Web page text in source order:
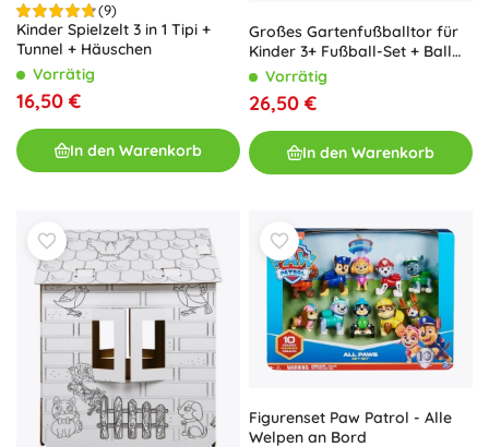
(9)
Kinder Spielzelt 3 in 1 Tipi +
Tunnel + Häuschen
Vorrätig
16,50 €
In den Warenkorb
Großes Gartenfußballtor für
Kinder 3+ Fußball-Set + Ball
mit Pumpe
Vorrätig
26,50 €
In den Warenkorb
Figurenset Paw Patrol - Alle
Welpen an Bord